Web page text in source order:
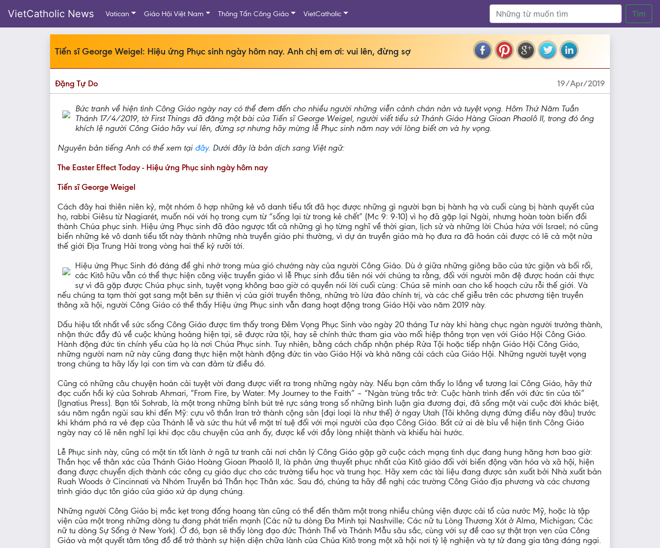
VietCatholic News Vatican Giáo Hội Việt Nam Thông Tấn Công Giáo VietCatholic Tìm
Tiến sĩ George Weigel: Hiệu ứng Phục sinh ngày hôm nay. Anh chị em ơi: vui lên, đừng sợ
Đặng Tự Do 19/Apr/2019
Bức tranh về hiện tình Công Giáo ngày nay có thể đem đến cho nhiều người những viễn cảnh chán nản và tuyệt vọng. Hôm Thứ Năm Tuần
Thánh 17/4/2019, tờ First Things đã đăng một bài của Tiến sĩ George Weigel, người viết tiểu sử Thánh Giáo Hàng Gioan Phaolô II, trong đó ông
khích lệ người Công Giáo hãy vui lên, đừng sợ nhưng hãy mừng lễ Phục sinh năm nay với lòng biết ơn và hy vọng.
Nguyên bản tiếng Anh có thể xem tại đây. Dưới đây là bản dịch sang Việt ngữ:
The Easter Effect Today - Hiệu ứng Phục sinh ngày hôm nay
Tiến sĩ George Weigel
Cách đây hai thiên niên kỷ, một nhóm ô hợp những kẻ vô danh tiểu tốt đã học được những gì người bạn bị hành hạ và cuối cùng bị hành quyết của
họ, rabbi Giêsu từ Nagiarét, muốn nói với họ trong cụm từ “sống lại từ trong kẻ chết” (Mc 9: 9-10) vì họ đã gặp lại Ngài, nhưng hoàn toàn biến đổi
thành Chúa phục sinh. Hiệu ứng Phục sinh đã đảo ngược tất cả những gì họ từng nghĩ về thời gian, lịch sử và những lời Chúa hứa với Israel; nó cũng
biến những kẻ vô danh tiểu tốt này thành những nhà truyền giáo phi thường, vì dự án truyền giáo mà họ đưa ra đã hoán cải được có lẽ cả một nửa
thế giới Địa Trung Hải trong vòng hai thế kỷ rưỡi tới.
Hiệu ứng Phục Sinh đó đáng để ghi nhớ trong mùa gió chướng này của người Công Giáo. Dù ở giữa những giông bão của tức giận và bối rối,
các Kitô hữu vẫn có thể thực hiện công việc truyền giáo vì lễ Phục sinh đầu tiên nói với chúng ta rằng, đối với người môn đệ được hoán cải thực
sự vì đã gặp được Chúa phục sinh, tuyệt vọng không bao giờ có quyền nói lời cuối cùng: Chúa sẽ minh oan cho kế hoạch cứu rỗi thế giới. Và
nếu chúng ta tạm thời gạt sang một bên sự thiên vị của giới truyền thông, những trò lừa đảo chính trị, và các chế giễu trên các phương tiện truyền
thông xã hội, người Công Giáo có thể thấy Hiệu ứng Phục sinh vẫn đang hoạt động trong Giáo Hội vào năm 2019 này.
Dấu hiệu tốt nhất về sức sống Công Giáo được tìm thấy trong Đêm Vọng Phục Sinh vào ngày 20 tháng Tư này khi hàng chục ngàn người trưởng thành,
nhận thức đầy đủ về cuộc khủng hoảng hiện tại, sẽ được rửa tội, hay sẽ chính thức tham gia vào mối hiệp thông trọn vẹn với Giáo Hội Công Giáo.
Hành động đức tin chính yếu của họ là nơi Chúa Phục sinh. Tuy nhiên, bằng cách chấp nhận phép Rửa Tội hoặc tiếp nhận Giáo Hội Công Giáo,
những người nam nữ này cũng đang thực hiện một hành động đức tin vào Giáo Hội và khả năng cải cách của Giáo Hội. Những người tuyệt vọng
trong chúng ta hãy lấy lại con tim và can đảm từ điều đó.
Cũng có những câu chuyện hoán cải tuyệt vời đang được viết ra trong những ngày này. Nếu bạn cảm thấy lo lắng về tương lai Công Giáo, hãy thử
đọc cuốn hồi ký của Sohrab Ahmari, “From Fire, by Water: My Journey to the Faith” – “Ngàn trùng trắc trở: Cuộc hành trình đến với đức tin của tôi”
(Ignatius Press). Bạn tôi Sohrab, là một trong những bỉnh bút trẻ rực sáng trong số những bình luận gia đương đại, đã sống một vài cuộc đời khác biệt,
sáu năm ngắn ngủi sau khi đến Mỹ: cựu vô thần Iran trở thành cộng sản (đại loại là như thế) ở ngay Utah (Tôi không dựng đứng điều này đâu) trước
khi khám phá ra vẻ đẹp của Thánh lễ và sức thu hút về mặt trí tuệ đối với mọi người của đạo Công Giáo. Bất cứ ai dè bỉu về hiện tình Công Giáo
ngày nay có lẽ nên nghĩ lại khi đọc câu chuyện của anh ấy, được kể với đầy lòng nhiệt thành và khiếu hài hước.
Lễ Phục sinh này, cũng có một tin tốt lành ở ngã tư tranh cãi nơi chân lý Công Giáo gặp gỡ cuộc cách mạng tình dục đang hung hăng hơn bao giờ:
Thần học về thân xác của Thánh Giáo Hoàng Gioan Phaolô II, là phản ứng thuyết phục nhất của Kitô giáo đối với biến động văn hóa và xã hội, hiện
đang được chuyển dịch thành các công cụ giáo dục cho các trường tiểu học và trung học. Hãy xem các tài liệu đang được sản xuất bởi Nhà xuất bản
Ruah Woods ở Cincinnati và Nhóm Truyền bá Thần học Thân xác. Sau đó, chúng ta hãy đề nghị các trường Công Giáo địa phương và các chương
trình giáo dục tôn giáo của giáo xứ áp dụng chúng.
Những người Công Giáo bị mắc kẹt trong đống hoang tàn cũng có thể đến thăm một trong nhiều chủng viện được cải tổ của nước Mỹ, hoặc là tập
viện của một trong những dòng tu đang phát triển mạnh (Các nữ tu dòng Đa Minh tại Nashville; Các nữ tu Lòng Thương Xót ở Alma, Michigan; Các
nữ tu dòng Sự Sống ở New York). Ở đó, bạn sẽ thấy lòng đạo đức Thánh Thể và Thánh Mẫu sâu sắc, cùng với sự đề cao sự thật trọn vẹn của Công
Giáo và một quyết tâm tông đồ để trở thành sự hiện diện chữa lành của Chúa Kitô trong một xã hội nơi tỷ lệ nghiện và tự tử đang gia tăng đáng ngại.